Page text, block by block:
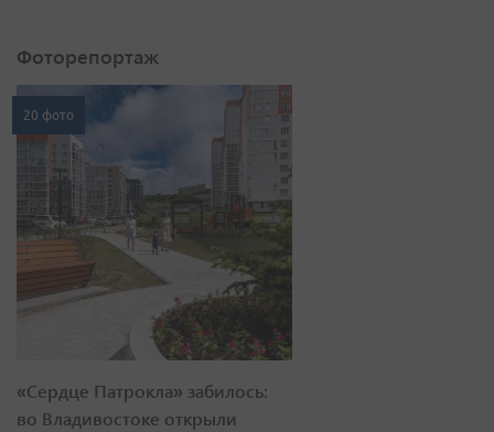
Фоторепортаж
20 фото
«Сердце Патрокла» забилось:
во Владивостоке открыли